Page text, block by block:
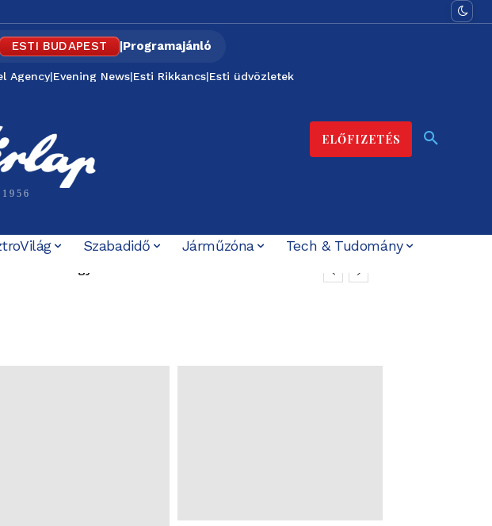
ESTI BUDAPEST |Programajánló
Agency|Evening News|Esti Rikkancs|Esti üdvözletek
ELŐFIZETÉS
Szabadidő Járműzóna
Tech & Tudomány
Magyar Péter közmédiának